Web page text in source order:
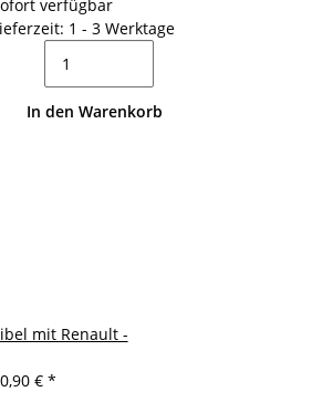
verfügbar
1 - 3 Werktage
In den Warenkorb
mit Renault -
€ *